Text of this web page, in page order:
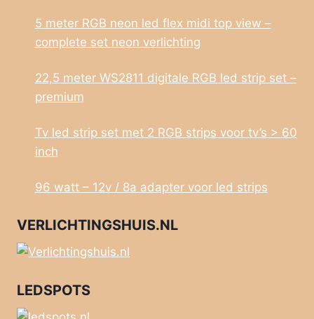
5 meter RGB neon led flex midi top view –
complete set neon verlichting
22,5 meter WS2811 digitale RGB led strip set –
premium
Tv led strip set met 2 RGB strips voor tv’s > 60
inch
96 watt – 12v / 8a adapter voor led strips
VERLICHTINGSHUIS.NL
LEDSPOTS